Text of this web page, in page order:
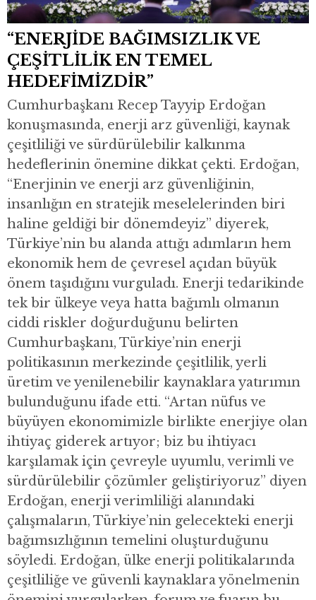
“ENERJİDE BAĞIMSIZLIK VE
ÇEŞİTLİLİK EN TEMEL
HEDEFİMİZDİR”
Cumhurbaşkanı Recep Tayyip Erdoğan
konuşmasında, enerji arz güvenliği, kaynak
çeşitliliği ve sürdürülebilir kalkınma
hedeflerinin önemine dikkat çekti. Erdoğan,
“Enerjinin ve enerji arz güvenliğinin,
insanlığın en stratejik meselelerinden biri
haline geldiği bir dönemdeyiz” diyerek,
Türkiye’nin bu alanda attığı adımların hem
ekonomik hem de çevresel açıdan büyük
önem taşıdığını vurguladı. Enerji tedarikinde
tek bir ülkeye veya hatta bağımlı olmanın
ciddi riskler doğurduğunu belirten
Cumhurbaşkanı, Türkiye’nin enerji
politikasının merkezinde çeşitlilik, yerli
üretim ve yenilenebilir kaynaklara yatırımın
bulunduğunu ifade etti. “Artan nüfus ve
büyüyen ekonomimizle birlikte enerjiye olan
ihtiyaç giderek artıyor; biz bu ihtiyacı
karşılamak için çevreyle uyumlu, verimli ve
sürdürülebilir çözümler geliştiriyoruz” diyen
Erdoğan, enerji verimliliği alanındaki
çalışmaların, Türkiye’nin gelecekteki enerji
bağımsızlığının temelini oluşturduğunu
söyledi. Erdoğan, ülke enerji politikalarında
çeşitliliğe ve güvenli kaynaklara yönelmenin